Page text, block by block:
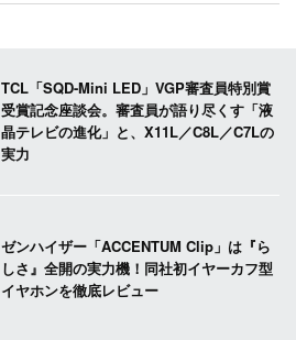
TCL「SQD-Mini LED」VGP審査員特別賞
受賞記念座談会。審査員が語り尽くす「液
晶テレビの進化」と、X11L／C8L／C7Lの
実力
ゼンハイザー「ACCENTUM Clip」は『ら
しさ』全開の実力機！同社初イヤーカフ型
イヤホンを徹底レビュー